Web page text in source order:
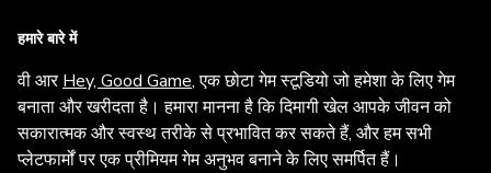
हमारे बारे में
वी आरHey, Good Game, एक छोटा गेम स्टूडियो जो हमेशा के लिए गेम
बनाता और खरीदता है। हमारा मानना है कि दिमागी खेल आपके जीवन को
सकारात्मक और स्वस्थ तरीके से प्रभावित कर सकते हैं, और हम सभी
प्लेटफार्मों पर एक प्रीमियम गेम अनुभव बनाने के लिए समर्पित हैं।